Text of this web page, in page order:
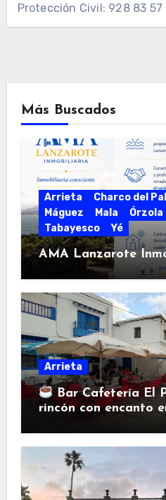
Protección Civil: 928 83 57
Más Buscados
Arrieta Charco del
Máguez
Mala Órzola
Tabayesco
Yé
AMA Lanzarote
Arrieta
Bar Cafetería El
rincón con encanto